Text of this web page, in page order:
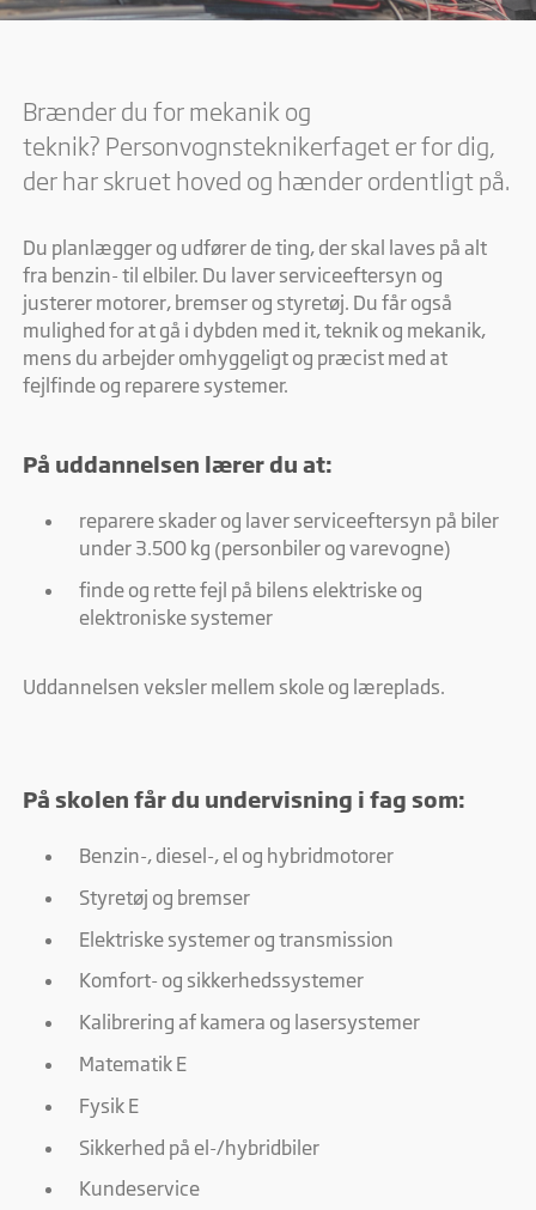
Brænder du for mekanik og
teknik? Personvognsteknikerfaget er for dig,
der har skruet hoved og hænder ordentligt på.
Du planlægger og udfører de ting, der skal laves på alt
fra benzin- til elbiler. Du laver serviceeftersyn og
justerer motorer, bremser og styretøj. Du får også
mulighed for at gå i dybden med it, teknik og mekanik,
mens du arbejder omhyggeligt og præcist med at
fejlfinde og reparere systemer.
På uddannelsen lærer du at:
reparere skader og laver serviceeftersyn på biler
under 3.500 kg (personbiler og varevogne)
finde og rette fejl på bilens elektriske og
elektroniske systemer
Uddannelsen veksler mellem skole og læreplads.
På skolen får du undervisning i fag som:
Benzin-, diesel-, el og hybridmotorer
Styretøj og bremser
Elektriske systemer og transmission
Komfort- og sikkerhedssystemer
Kalibrering af kamera og lasersystemer
Matematik E
Fysik E
Sikkerhed på el-/hybridbiler
Kundeservice